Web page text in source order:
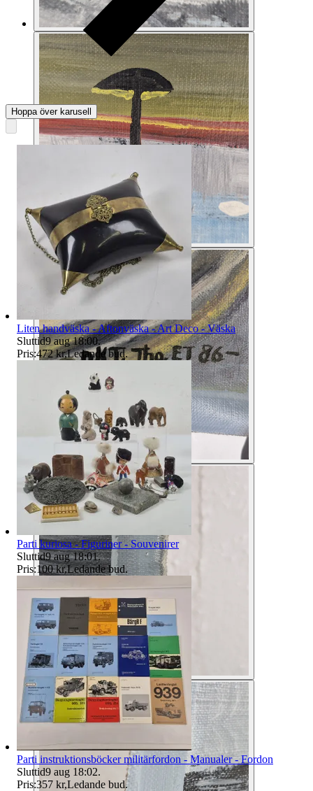
Hoppa över karusell
Liten handväska - Aftonväska - Art Deco - Väska
Sluttid9 aug 18:00.
Pris:472 kr,Ledande bud.
Parti kuriosa - Figuriner - Souvenirer
Sluttid9 aug 18:01.
Pris:100 kr,Ledande bud.
Parti instruktionsböcker militärfordon - Manualer - Fordon
Sluttid9 aug 18:02.
Pris:357 kr,Ledande bud.